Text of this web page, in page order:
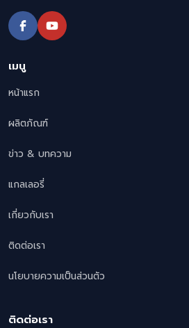
เมนู
หน้าแรก
ผลิตภัณฑ์
ข่าว & บทความ
แกลเลอรี่
เกี่ยวกับเรา
ติดต่อเรา
นโยบายความเป็นส่วนตัว
ติดต่อเรา